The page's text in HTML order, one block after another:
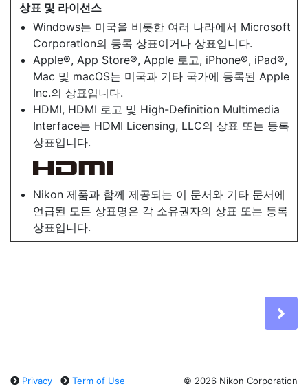
상표 및 라이선스
Windows는 미국을 비롯한 여러 나라에서 Microsoft
Corporation의 등록 상표이거나 상표입니다.
Apple®, App Store®, Apple 로고, iPhone®, iPad®,
Mac 및 macOS는 미국과 기타 국가에 등록된 Apple
Inc.의 상표입니다.
HDMI, HDMI 로고 및 High-Definition Multimedia
Interface는 HDMI Licensing, LLC의 상표 또는 등록
상표입니다.
Nikon 제품과 함께 제공되는 이 문서와 기타 문서에
언급된 모든 상표명은 각 소유권자의 상표 또는 등록
상표입니다.
Privacy Term of Use © 2026 Nikon Corporation